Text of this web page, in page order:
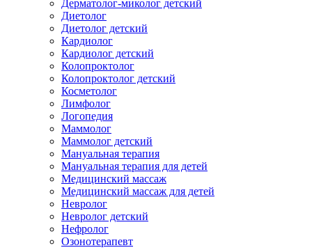
Дерматолог-миколог детский
Диетолог
Диетолог детский
Кардиолог
Кардиолог детский
Колопроктолог
Колопроктолог детский
Косметолог
Лимфолог
Логопедия
Маммолог
Маммолог детский
Мануальная терапия
Мануальная терапия для детей
Медицинский массаж
Медицинский массаж для детей
Невролог
Невролог детский
Нефролог
Озонотерапевт